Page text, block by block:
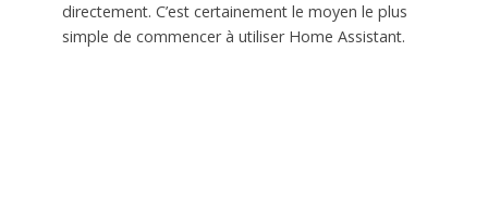
directement. C’est certainement le moyen le plus
simple de commencer à utiliser Home Assistant.